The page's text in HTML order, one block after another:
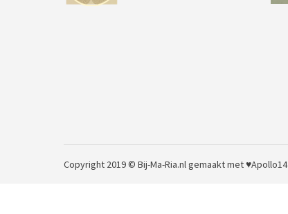
Copyright 2019 © Bij-Ma-Ria.nlgemaakt met ♥Apollo14